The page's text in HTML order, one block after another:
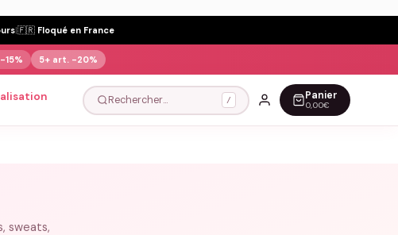
|🇫🇷 Floqué en France
-15% 5+ art. -20%
Rechercher… / Panier
0,00€
sweats,